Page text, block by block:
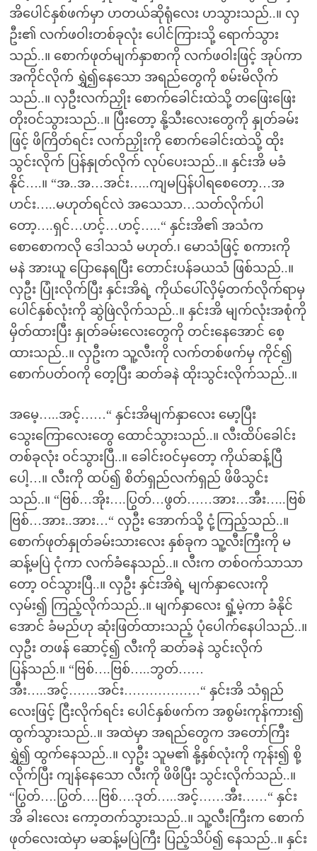
အိပေါင်နှစ်ဖက်မှာ ဟတယ်ဆိုရုံလေး ဟသွားသည်..။ လှ
ဦး၏ လက်ဖဝါးတစ်ခုလုံး ပေါင်ကြားသို့ ရောက်သွား
သည်..။ စောက်ဖုတ်မျက်နှာစာကို လက်ဖဝါးဖြင့် အုပ်ကာ
အကိုင်လိုက် ရွှဲ၍နေသော အရည်တွေကို စမ်းမိလိုက်
သည်..။ လှဦးလက်ညှိုး စောက်ခေါင်းထဲသို့ တဖြေးဖြေး
တိုးဝင်သွားသည်..။ ပြီးတော့ နို့သီးလေးတွေကို နှုတ်ခမ်း
ဖြင့် ဖိကြိတ်ရင်း လက်ညှိုးကို စောက်ခေါင်းထဲသို့ ထိုး
သွင်းလိုက် ပြန်နှုတ်လိုက် လုပ်ပေးသည်..။ နှင်းအိ မခံ
နိုင်….။ “အ..အ…အင်း…..ကျမပြန်ပါရစေတော့…အ
ဟင်း…..မဟုတ်ရင်လဲ အသေသာ…သတ်လိုက်ပါ
တော့….ရှင်…ဟင့်…ဟင့်…..“ နှင်းအိ၏ အသံက
စောစောကလို ဒေါသသံ မဟုတ်.၊ မောသံဖြင့် စကားကို
မနဲ အားယူ ပြောနေရပြီး တောင်းပန်ခယသံ ဖြစ်သည်..။
လှဦး ပြုံးလိုက်ပြီး နှင်းအိရဲ့ ကိုယ်ပေါ်လှိမ့်တက်လိုက်ရာမှ
ပေါင်နှစ်လုံးကို ဆွဲဖြဲလိုက်သည်..။ နှင်းအိ မျက်လုံးအစုံကို
မှိတ်ထားပြီး နှုတ်ခမ်းလေးတွေကို တင်းနေအောင် စေ့
ထားသည်..။ လှဦးက သူ့လီးကို လက်တစ်ဖက်မှ ကိုင်၍
စောက်ပတ်ဝကို တေ့ပြီး ဆတ်ခနဲ ထိုးသွင်းလိုက်သည်..။
အမေ့…..အင့်……“ နှင်းအိမျက်နှာလေး မော့ပြီး
သွေးကြောလေးတွေ ထောင်သွားသည်..။ လီးထိပ်ခေါင်း
တစ်ခုလုံး ဝင်သွားပြီ..။ ခေါင်းဝင်မှတော့ ကိုယ်ဆန့်ပြီ
ပေါ့…။ လီးကို ထပ်၍ စိတ်ရှည်လက်ရှည် ဖိဖိသွင်း
သည်..။ “ဗြစ်…အိုး….ပြွတ်…ဖွတ်……အား…အီး…..ဗြစ်
ဗြစ်…အား..အား…“ လှဦး အောက်သို့ ငုံ့ကြည့်သည်..။
စောက်ဖုတ်နှုတ်ခမ်းသားလေး နှစ်ခုက သူ့လီးကြီးကို မ
ဆန့်မပြဲ ငုံကာ လက်ခံနေသည်..။ လီးက တစ်ဝက်သာသာ
တော့ ဝင်သွားပြီ..။ လှဦး နှင်းအိရဲ့ မျက်နှာလေးကို
လှမ်း၍ ကြည့်လိုက်သည်..။ မျက်နှာလေး ရှုံ့မဲ့ကာ ခံနိုင်
အောင် ခံမည်ဟု ဆုံးဖြတ်ထားသည့် ပုံပေါက်နေပါသည်..။
လှဦး တဖန် ဆောင့်၍ လီးကို ဆတ်ခနဲ သွင်းလိုက်
ပြန်သည်.။ “ဗြစ်….ဗြစ်…..ဘွတ်……
အီး…..အင့်…….အင်း………………“ နှင်းအိ သံရှည်
လေးဖြင့် ငြီးလိုက်ရင်း ပေါင်နှစ်ဖက်က အစွမ်းကုန်ကား၍
ထွက်သွားသည်..။ အထဲမှာ အရည်တွေက အတော်ကြီး
ရွှဲ၍ ထွက်နေသည်..။ လှဦး သူမ၏ နို့နှစ်လုံးကို ကုန်း၍ စို့
လိုက်ပြီး ကျန်နေသော လီးကို ဖိဖိပြီး သွင်းလိုက်သည်..။
“ပြွတ်….ပြွတ်….ဗြစ်….ဒုတ်…..အင့်……အီး……“ နှင်း
အိ ခါးလေး ကော့တက်သွားသည်..။ သူ့လီးကြီးက စောက်
ဖုတ်လေးထဲမှာ မဆန့်မပြဲကြီး ပြည့်သိပ်၍ နေသည်..။ နှင်း